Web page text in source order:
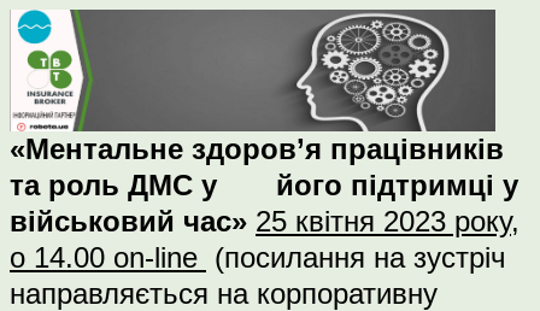
«Ментальне здоров’я працівників
та роль ДМС у його підтримці у
військовий час» 25 квітня 2023 року,
о 14.00 on-line (посилання на зустріч
направляється на корпоративну